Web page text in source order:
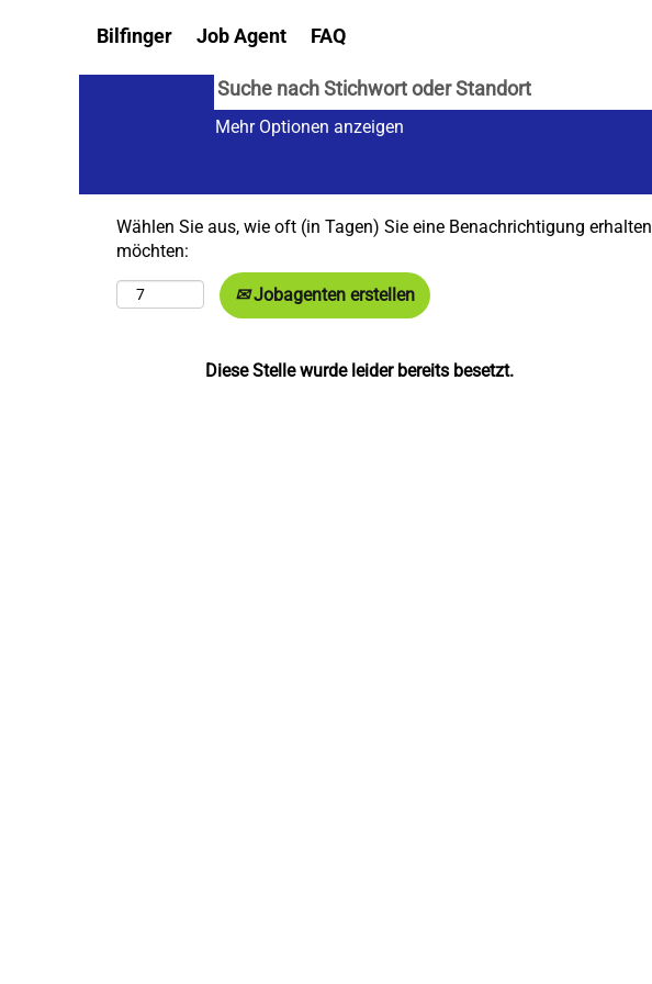
Bilfinger Job Agent FAQ
Mehr Optionen anzeigen
Wählen Sie aus, wie oft (in Tagen) Sie eine Benachrichtigung erhalten
möchten:
Jobagenten erstellen
Diese Stelle wurde leider bereits besetzt.